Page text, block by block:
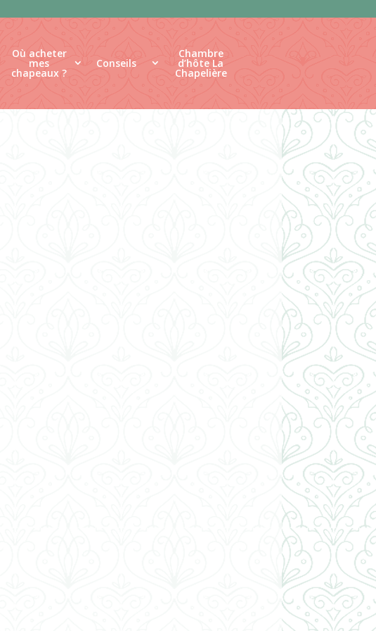
Où acheter
mes
chapeaux ?
Conseils
Chambre
d’hôte La
Chapelière